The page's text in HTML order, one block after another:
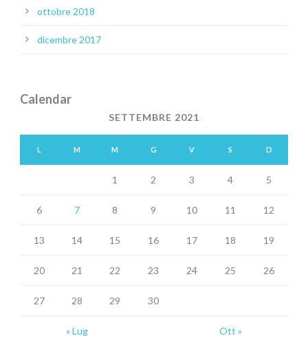
ottobre 2018
dicembre 2017
Calendar
SETTEMBRE 2021
L M M G V S D
« Lug Ott »
1 2 3 4 5
6 7 8 9 10 11 12
13 14 15 16 17 18 19
20 21 22 23 24 25 26
27 28 29 30